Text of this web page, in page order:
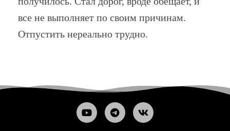
все не выполняет по своим причинам.
Отпустить нереально трудно.